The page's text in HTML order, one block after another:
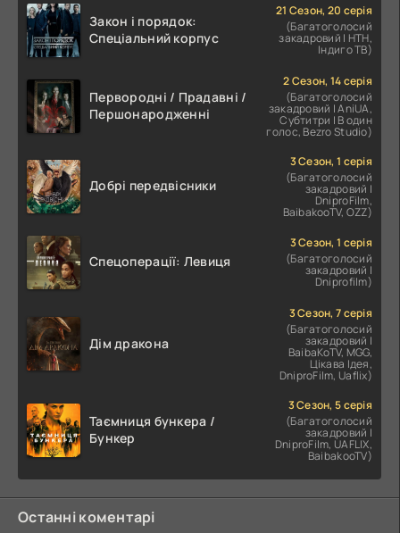
Закон і порядок:
Спеціальний корпус
21 Сезон, 20 серія
(Багатоголосий
закадровий | НТН,
Індиго ТВ)
Первородні / Прадавні /
Першонародженні
2 Сезон, 14 серія
(Багатоголосий
закадровий | AniUA,
Субтитри | В один
голос, Bezro Studio)
Добрі передвісники
3 Сезон, 1 серія
(Багатоголосий
закадровий |
DniproFilm,
BaibakooTV, OZZ)
Спецоперації: Левиця
3 Сезон, 1 серія
(Багатоголосий
закадровий |
Dniprofilm)
Дім дракона
3 Сезон, 7 серія
(Багатоголосий
закадровий |
BaibaKoTV, MGG,
Цікава Ідея,
DniproFilm, Uaflix)
Таємниця бункера /
Бункер
3 Сезон, 5 серія
(Багатоголосий
закадровий |
DniproFilm, UAFLIX,
BaibakooTV)
Останні коментарі